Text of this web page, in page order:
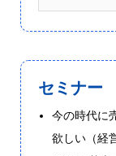
セミナー
今の時代に
欲しい（経